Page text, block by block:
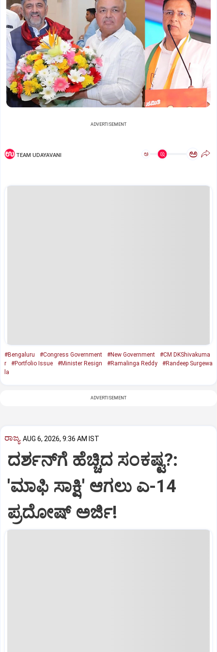
ADVERTISEMENT
TEAM UDAYAVANI ಅ ಅ
#Bengaluru #Congress Government #New Government
#CM DKShivakuma
r
#Portfolio Issue #Minister Resign #Ramalinga Reddy
#Randeep Surgewa
la
ADVERTISEMENT
ರಾಜ್ಯ AUG 6, 2026, 9:36 AM IST
ದರ್ಶನ್‌ಗೆ ಹೆಚ್ಚಿದ ಸಂಕಷ್ಟ?:
'ಮಾಫಿ ಸಾಕ್ಷಿ' ಆಗಲು ಎ-14
ಪ್ರದೋಷ್ ಅರ್ಜಿ!